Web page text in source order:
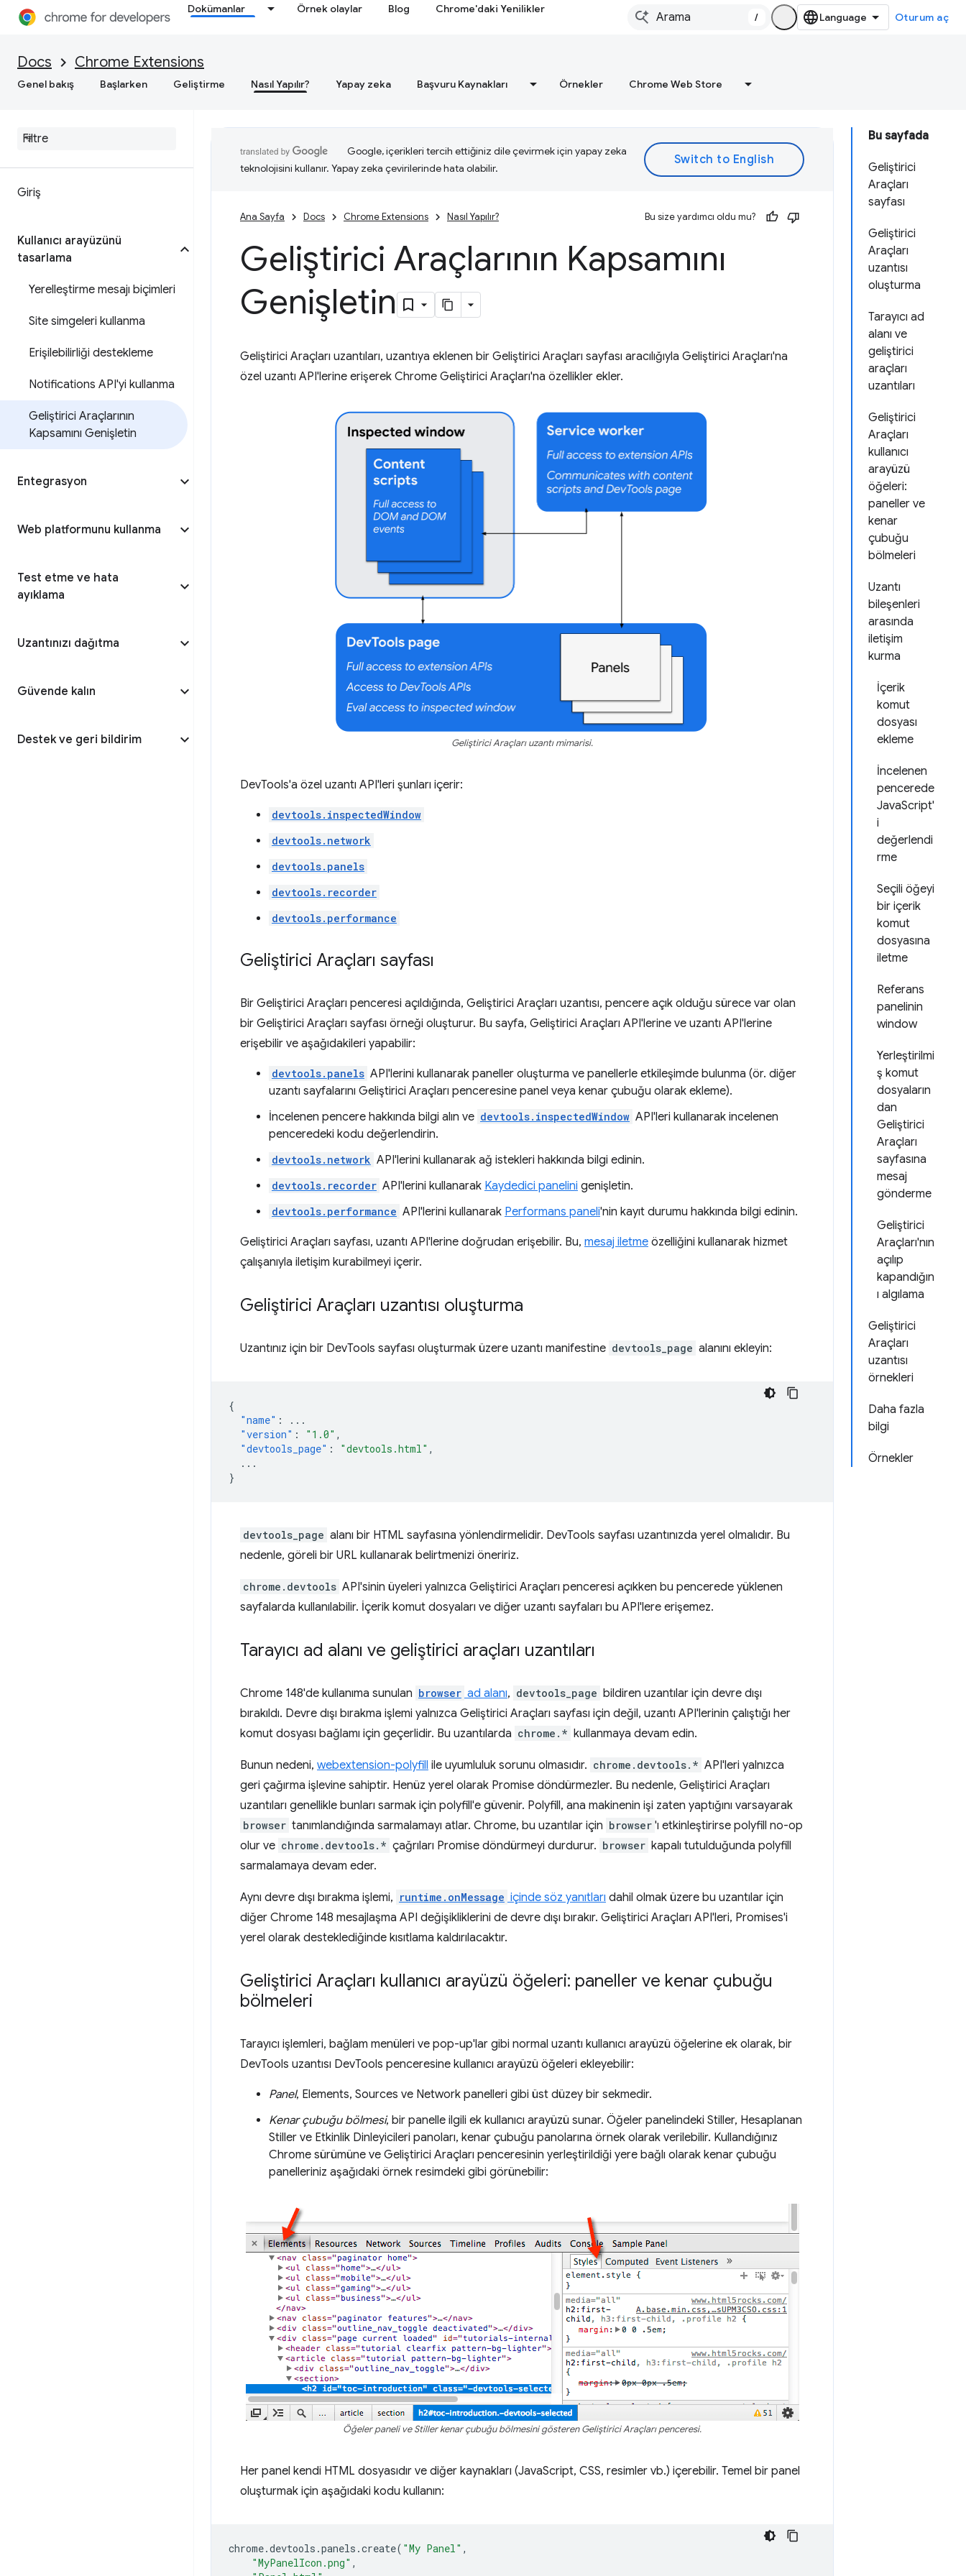
Dokümanlar Örnek olaylar Blog Chrome'daki Yenilikler
/ Oturum aç
Docs Chrome Extensions
Genel bakış Başlarken Geliştirme Nasıl Yapılır? Yapay zeka Başvuru Kaynakları Örnekler Chrome Web Store
Giriş
Kullanıcı arayüzünü
tasarlama
Yerelleştirme mesajı biçimleri
Site simgeleri kullanma
Erişilebilirliği destekleme
Notifications API'yi kullanma
Geliştirici Araçlarının
Kapsamını Genişletin
Entegrasyon
Web platformunu kullanma
Test etme ve hata
ayıklama
Uzantınızı dağıtma
Güvende kalın
Destek ve geri bildirim
Bu sayfada
Geliştirici
Araçları
sayfası
Geliştirici
Araçları
uzantısı
oluşturma
Tarayıcı ad
alanı ve
geliştirici
araçları
uzantıları
Geliştirici
Araçları
kullanıcı
arayüzü
öğeleri:
paneller ve
kenar
çubuğu
bölmeleri
Uzantı
bileşenleri
arasında
iletişim
kurma
İçerik
komut
dosyası
ekleme
İncelenen
pencerede
JavaScript'
i
değerlendi
rme
Seçili öğeyi
bir içerik
komut
dosyasına
iletme
Referans
panelinin
window
Yerleştirilmi
ş komut
dosyaların
dan
Geliştirici
Araçları
sayfasına
mesaj
gönderme
Geliştirici
Araçları'nın
açılıp
kapandığın
ı algılama
Geliştirici
Araçları
uzantısı
örnekleri
Daha fazla
bilgi
Örnekler
Google, içerikleri tercih ettiğiniz dile çevirmek için yapay zeka
teknolojisini kullanır. Yapay zeka çevirilerinde hata olabilir.
Ana Sayfa Docs Chrome Extensions Nasıl Yapılır? Bu size yardımcı oldu mu?
Geliştirici Araçlarının Kapsamını
Genişletin
Geliştirici Araçları uzantıları, uzantıya eklenen bir Geliştirici Araçları sayfası aracılığıyla Geliştirici Araçları'na
özel uzantı API'lerine erişerek Chrome Geliştirici Araçları'na özellikler ekler.
Geliştirici Araçları uzantı mimarisi.
DevTools'a özel uzantı API'leri şunları içerir:
devtools.inspectedWindow
devtools.network
devtools.panels
devtools.recorder
devtools.performance
Geliştirici Araçları sayfası
Bir Geliştirici Araçları penceresi açıldığında, Geliştirici Araçları uzantısı, pencere açık olduğu sürece var olan
bir Geliştirici Araçları sayfası örneği oluşturur. Bu sayfa, Geliştirici Araçları API'lerine ve uzantı API'lerine
erişebilir ve aşağıdakileri yapabilir:
devtools.panels API'lerini kullanarak paneller oluşturma ve panellerle etkileşimde bulunma (ör. diğer
uzantı sayfalarını Geliştirici Araçları penceresine panel veya kenar çubuğu olarak ekleme).
İncelenen pencere hakkında bilgi alın ve devtools.inspectedWindow API'leri kullanarak incelenen
penceredeki kodu değerlendirin.
devtools.network API'lerini kullanarak ağ istekleri hakkında bilgi edinin.
devtools.recorder API'lerini kullanarak Kaydedici panelini genişletin.
devtools.performance API'lerini kullanarak Performans paneli'nin kayıt durumu hakkında bilgi edinin.
Geliştirici Araçları sayfası, uzantı API'lerine doğrudan erişebilir. Bu, mesaj iletme özelliğini kullanarak hizmet
çalışanıyla iletişim kurabilmeyi içerir.
Geliştirici Araçları uzantısı oluşturma
Uzantınız için bir DevTools sayfası oluşturmak üzere uzantı manifestine devtools_page alanını ekleyin:
{
"name" :
...
"version" : "1.0" ,
"devtools_page" : "devtools.html" ,
...
}
devtools_page alanı bir HTML sayfasına yönlendirmelidir. DevTools sayfası uzantınızda yerel olmalıdır. Bu
nedenle, göreli bir URL kullanarak belirtmenizi öneririz.
chrome.devtools API'sinin üyeleri yalnızca Geliştirici Araçları penceresi açıkken bu pencerede yüklenen
sayfalarda kullanılabilir. İçerik komut dosyaları ve diğer uzantı sayfaları bu API'lere erişemez.
Tarayıcı ad alanı ve geliştirici araçları uzantıları
Chrome 148'de kullanıma sunulan browser ad alanı, devtools_page bildiren uzantılar için devre dışı
bırakıldı. Devre dışı bırakma işlemi yalnızca Geliştirici Araçları sayfası için değil, uzantı API'lerinin çalıştığı her
komut dosyası bağlamı için geçerlidir. Bu uzantılarda chrome.* kullanmaya devam edin.
Bunun nedeni, webextension-polyfill ile uyumluluk sorunu olmasıdır. chrome.devtools.* API'leri yalnızca
geri çağırma işlevine sahiptir. Henüz yerel olarak Promise döndürmezler. Bu nedenle, Geliştirici Araçları
uzantıları genellikle bunları sarmak için polyfill'e güvenir. Polyfill, ana makinenin işi zaten yaptığını varsayarak
browser tanımlandığında sarmalamayı atlar. Chrome, bu uzantılar için browser 'ı etkinleştirirse polyfill no-op
olur ve chrome.devtools.* çağrıları Promise döndürmeyi durdurur. browser kapalı tutulduğunda polyfill
sarmalamaya devam eder.
Aynı devre dışı bırakma işlemi, runtime.onMessage içinde söz yanıtları dahil olmak üzere bu uzantılar için
diğer Chrome 148 mesajlaşma API değişikliklerini de devre dışı bırakır. Geliştirici Araçları API'leri, Promises'i
yerel olarak desteklediğinde kısıtlama kaldırılacaktır.
Geliştirici Araçları kullanıcı arayüzü öğeleri: paneller ve kenar çubuğu
bölmeleri
Tarayıcı işlemleri, bağlam menüleri ve pop-up'lar gibi normal uzantı kullanıcı arayüzü öğelerine ek olarak, bir
DevTools uzantısı DevTools penceresine kullanıcı arayüzü öğeleri ekleyebilir:
Panel, Elements, Sources ve Network panelleri gibi üst düzey bir sekmedir.
Kenar çubuğu bölmesi, bir panelle ilgili ek kullanıcı arayüzü sunar. Öğeler panelindeki Stiller, Hesaplanan
Stiller ve Etkinlik Dinleyicileri panoları, kenar çubuğu panolarına örnek olarak verilebilir. Kullandığınız
Chrome sürümüne ve Geliştirici Araçları penceresinin yerleştirildiği yere bağlı olarak kenar çubuğu
panelleriniz aşağıdaki örnek resimdeki gibi görünebilir:
Öğeler paneli ve Stiller kenar çubuğu bölmesini gösteren Geliştirici Araçları penceresi.
Her panel kendi HTML dosyasıdır ve diğer kaynakları (JavaScript, CSS, resimler vb.) içerebilir. Temel bir panel
oluşturmak için aşağıdaki kodu kullanın:
chrome.devtools .panels .create( "My Panel" ,
"MyPanelIcon.png" ,